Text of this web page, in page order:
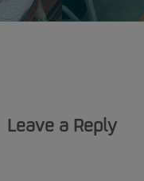
Leave a Reply